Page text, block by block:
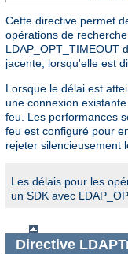
Cette directive permet
opérations de
LDAP_OPT_TIMEOUT
jacente, lorsqu'elle est
Lorsque le délai est
une connexion
feu. Les performances
feu est configuré pour
rejeter silencieusement
Les délais pour les
un SDK avec
Directive